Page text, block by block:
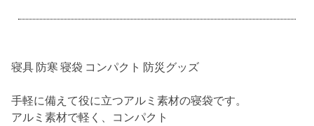
寝具 防寒 寝袋 コンパクト 防災グッズ
手軽に備えて役に立つアルミ素材の寝袋です。
アルミ素材で軽く、コンパクト